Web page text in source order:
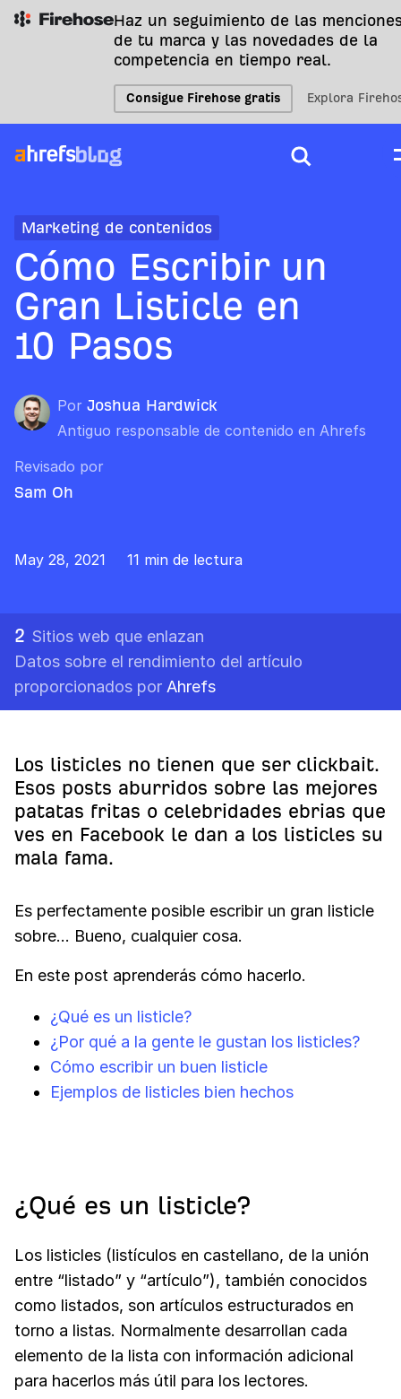
Haz un seguimiento de las
de tu marca y las novedades de la
competencia en tiempo real.
Consigue Firehose gratis Explora
Marketing de contenidos
Cómo Escribir un
Gran Listicle en
10 Pasos
Por Joshua Hardwick
Antiguo responsable de contenido en Ahrefs
Revisado por
Sam Oh
May 28, 2021 11 min de lectura
2 Sitios web que enlazan
Datos sobre el rendimiento del artículo
proporcionados por Ahrefs
Los listicles no tienen que ser clickbait.
Esos posts aburridos sobre las mejores
patatas fritas o celebridades ebrias que
ves en Facebook le dan a los listicles su
mala fama.
Es perfectamente posible escribir un gran listicle
sobre… Bueno, cualquier cosa.
En este post aprenderás cómo hacerlo.
¿Qué es un listicle?
¿Por qué a la gente le gustan los listicles?
Cómo escribir un buen listicle
Ejemplos de listicles bien hechos
¿Qué es un listicle?
Los listicles (listículos en castellano, de la unión
entre “listado” y “artículo”), también conocidos
como listados, son artículos estructurados en
torno a listas. Normalmente desarrollan cada
elemento de la lista con información adicional
para hacerlos más útil para los lectores.